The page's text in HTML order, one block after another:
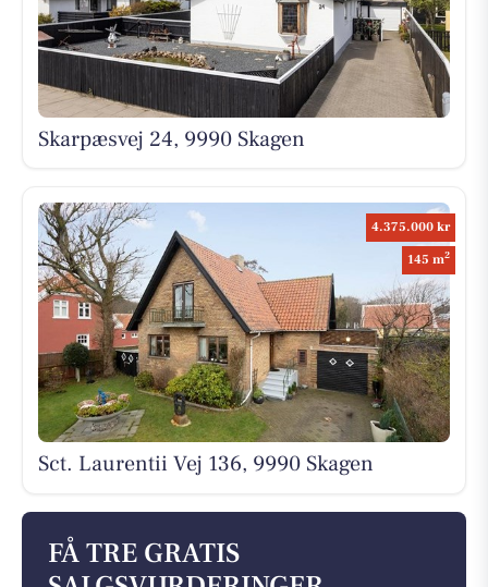
Skarpæsvej 24, 9990 Skagen
4.375.000 kr
145 m2
Sct. Laurentii Vej 136, 9990 Skagen
FÅ TRE GRATIS